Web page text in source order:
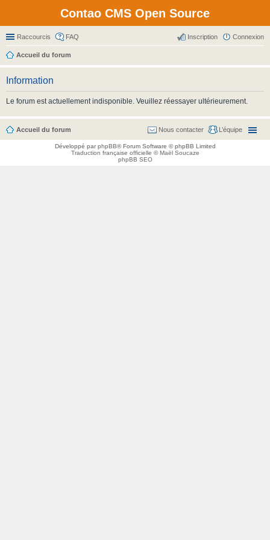
Contao CMS Open Source
Raccourcis FAQ Connexion
Inscription
Accueil du forum
Information
Le forum est actuellement indisponible. Veuillez réessayer ultérieurement.
Accueil du forum L’équipe
Nous contacter
Développé parphpBB® Forum Software © phpBB Limited
Traduction française officielle ©Maël Soucaze
phpBB SEO